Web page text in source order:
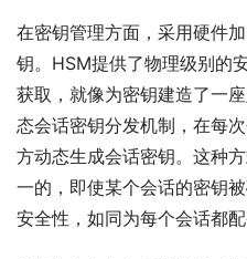
在密钥管理方面，采用硬件
钥。HSM提供了物理级别的
获取，就像为密钥建造了一
态会话密钥分发机制，在每
方动态生成会话密钥。这种
一的，即使某个会话的密钥
安全性，如同为每个会话都配